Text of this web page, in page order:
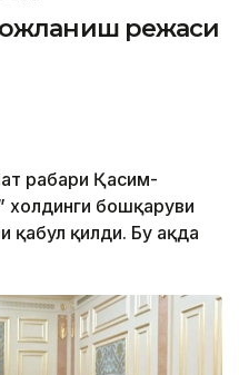
режаси
раҳбари Қасим-
бошқаруви
қилди. Бу ҳақда